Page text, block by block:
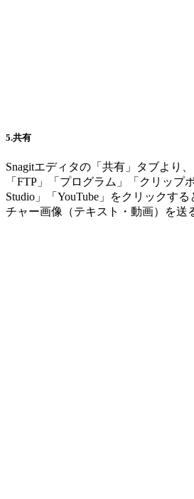
5.共有
Snagitエディタの「共有」タブより、
「FTP」「プログラム」「クリップ
Studio」「YouTube」をクリックす
チャー画像（テキスト・動画）を送